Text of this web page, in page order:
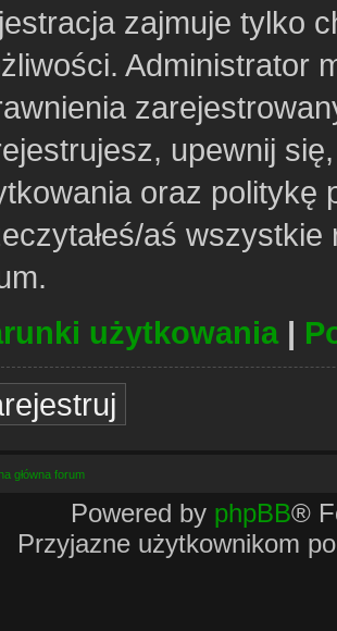
zajmuje tylko
Administrator
upewnij
oraz politykę
aś
użytkowania|
główna forum
Powered by phpBB®
Przyjazne użytkownikom